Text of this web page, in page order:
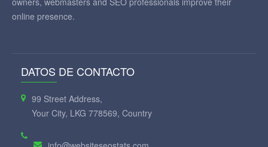
online presence.
DATOS DE CONTACTO
99 Street Address,
Your City, LKG 778569, Country